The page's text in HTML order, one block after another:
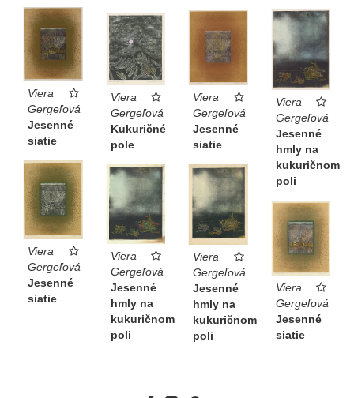
Viera
Gergeľová
Jesenné
siatie
Viera
Gergeľová
Jesenné
hmly na
kukuričnom
poli
Viera
Gergeľová
Jesenné
siatie
Viera
Gergeľová
Kukuričné
pole
Viera
Gergeľová
Jesenné
siatie
Viera
Gergeľová
Jesenné
hmly na
kukuričnom
poli
Viera
Gergeľová
Jesenné
hmly na
kukuričnom
poli
Viera
Gergeľová
Jesenné
siatie